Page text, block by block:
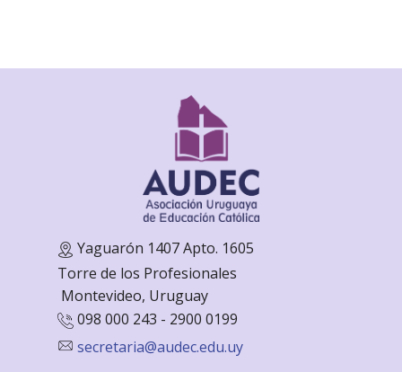
Yaguarón 1407 Apto. 1605
Torre de los Profesionales
Montevideo, Uruguay
098 000 243 - 2900 0199
secretaria@audec.edu.uy